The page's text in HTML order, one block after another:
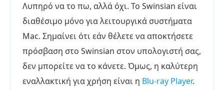
Λυπηρό να το πω, αλλά όχι. Το Swinsian είναι
διαθέσιμο μόνο για λειτουργικά συστήματα
Mac. Σημαίνει ότι εάν θέλετε να αποκτήσετε
πρόσβαση στο Swinsian στον υπολογιστή σας,
δεν μπορείτε να το κάνετε. Όμως, η καλύτερη
εναλλακτική για χρήση είναι η Blu-ray Player.